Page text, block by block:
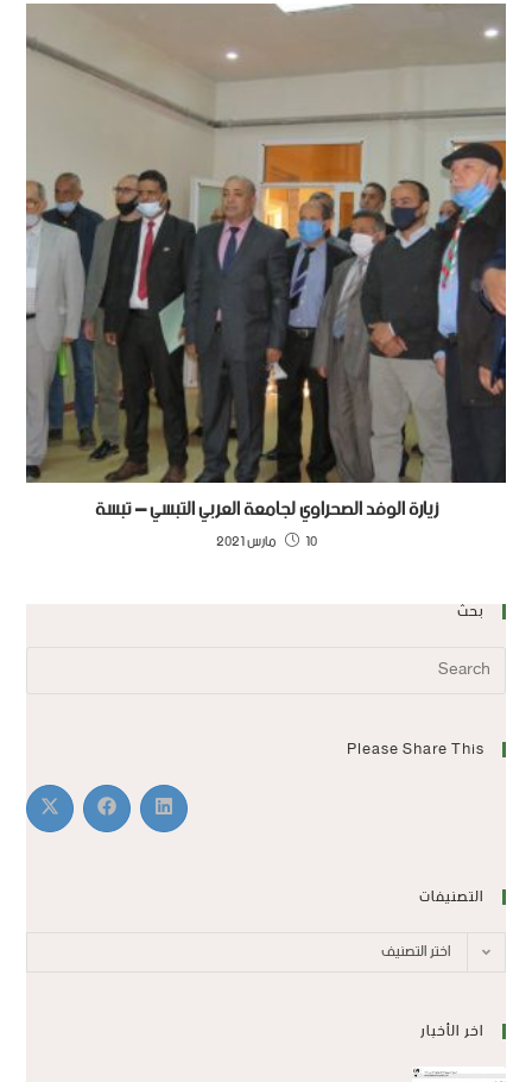
زيارة الوفد الصحراوي لجامعة العربي التبسي – تبسة
10 مارس 2021
بحث
Please Share This
التصنيفات
اختر التصنيف
اخر الأخبار